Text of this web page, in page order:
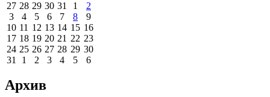
27 28 29 30 31 1
2
3
4 5 6 7 8
9
10 11 12 13 14 15 16
17 18 19 20 21 22 23
24 25 26 27 28 29 30
31
1 2 3 4 5 6
Архив